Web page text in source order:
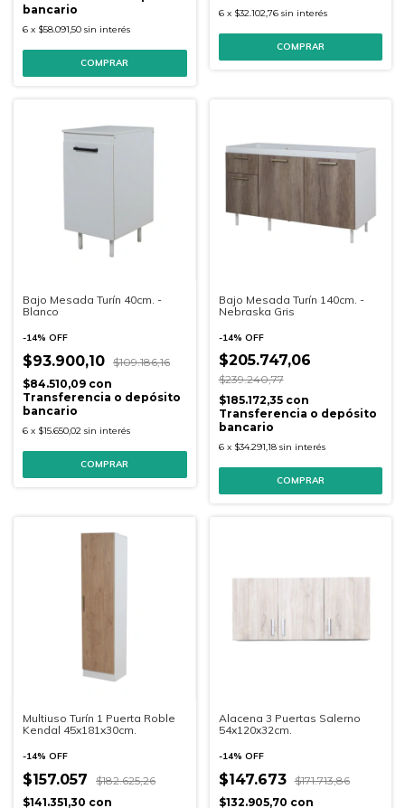
bancario
6 x $58.091,50 sin interés
6 x $32.102,76 sin interés
COMPRAR
Bajo Mesada Turín 40cm. -
Blanco
-14% OFF
$93.900,10 $109.186,16
$84.510,09 con
Transferencia o depósito
bancario
6 x $15.650,02 sin interés
COMPRAR
Bajo Mesada Turín 140cm. -
Nebraska Gris
-14% OFF
$205.747,06
$239.240,77
$185.172,35 con
Transferencia o depósito
bancario
6 x $34.291,18 sin interés
COMPRAR
Multiuso Turín 1 Puerta Roble
Kendal 45x181x30cm.
-14% OFF
$157.057
$182.625,26
$141.351,30 con
Alacena 3 Puertas Salerno
54x120x32cm.
-14% OFF
$147.673 $171.713,86
$132.905,70 con